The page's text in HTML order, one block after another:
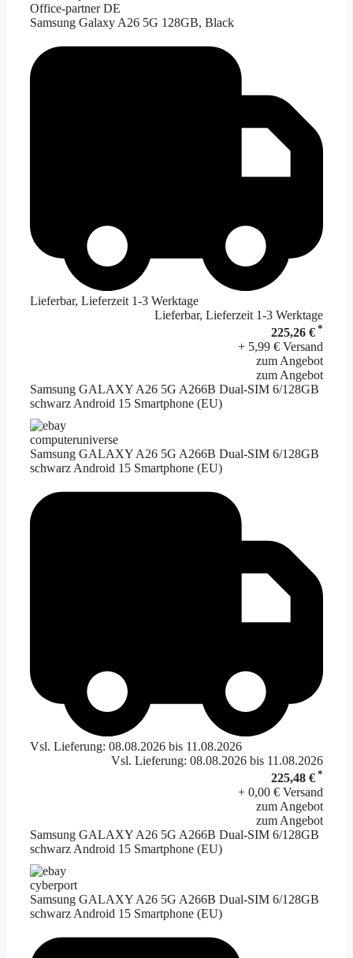
Office-partner DE
Samsung Galaxy A26 5G 128GB, Black
Lieferbar, Lieferzeit 1-3 Werktage
Lieferbar, Lieferzeit 1-3 Werktage
225,26 € *
+ 5,99 € Versand
zum Angebot
zum Angebot
Samsung GALAXY A26 5G A266B Dual-SIM 6/128GB
schwarz Android 15 Smartphone (EU)
computeruniverse
Samsung GALAXY A26 5G A266B Dual-SIM 6/128GB
schwarz Android 15 Smartphone (EU)
Vsl. Lieferung: 08.08.2026 bis 11.08.2026
Vsl. Lieferung: 08.08.2026 bis 11.08.2026
225,48 € *
+ 0,00 € Versand
zum Angebot
zum Angebot
Samsung GALAXY A26 5G A266B Dual-SIM 6/128GB
schwarz Android 15 Smartphone (EU)
cyberport
Samsung GALAXY A26 5G A266B Dual-SIM 6/128GB
schwarz Android 15 Smartphone (EU)